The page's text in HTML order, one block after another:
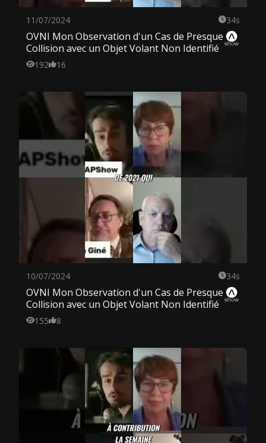
11/07/2024 34s
OVNI Mon Observation d'un Cas de Presque
Collision avec un Objet Volant Non Identifié
192 16
10/07/2024 34s
OVNI Mon Observation d'un Cas de Presque
Collision avec un Objet Volant Non Identifié
155 8